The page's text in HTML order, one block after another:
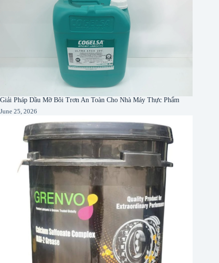
Giải Pháp Dầu Mỡ Bôi Trơn An Toàn Cho Nhà Máy Thực Phẩm
June 25, 2026